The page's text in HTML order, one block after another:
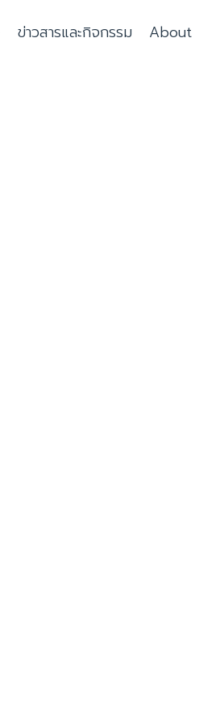
ข่าวสารและกิจกรรม About